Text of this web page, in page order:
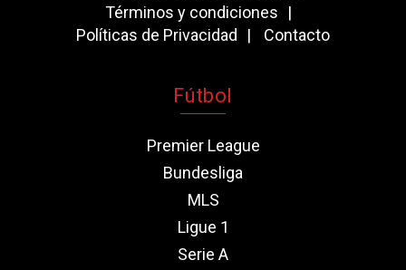
Términos y condiciones
Políticas de Privacidad
Contacto
Fútbol
Premier League
Bundesliga
MLS
Ligue 1
Serie A